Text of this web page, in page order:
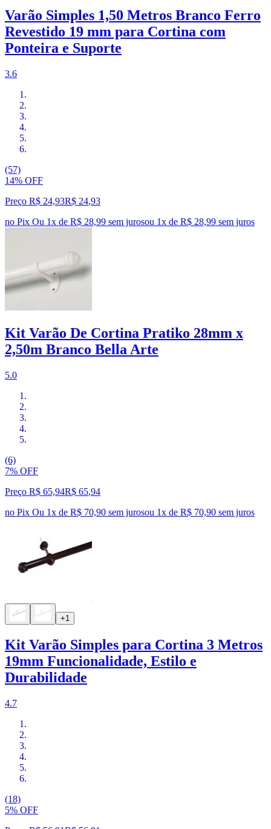
Varão Simples 1,50 Metros Branco Ferro
Revestido 19 mm para Cortina com
Ponteira e Suporte
3.6
(57)
14% OFF
Preço R$ 24,93R$ 24,93
no Pix Ou 1x de R$ 28,99 sem jurosou 1x de R$ 28,99 sem juros
Kit Varão De Cortina Pratiko 28mm x
2,50m Branco Bella Arte
5.0
(6)
7% OFF
Preço R$ 65,94R$ 65,94
no Pix Ou 1x de R$ 70,90 sem jurosou 1x de R$ 70,90 sem juros
+1
Kit Varão Simples para Cortina 3 Metros
19mm Funcionalidade, Estilo e
Durabilidade
4.7
(18)
5% OFF